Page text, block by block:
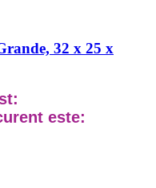
32 x 25 x
este: